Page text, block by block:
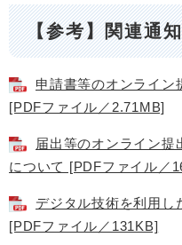
【参考】関連通知
申請書等のオンライン
[PDFファイル／2.71MB]
届出等のオンライン提
について [PDFファイル／
デジタル技術を利用し
[PDFファイル／131KB]